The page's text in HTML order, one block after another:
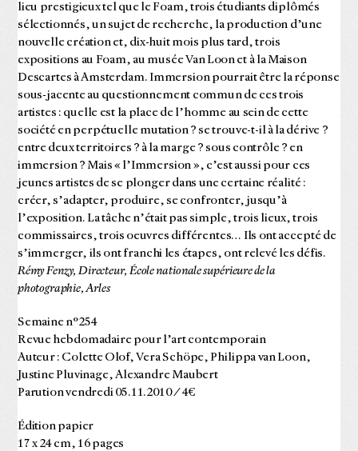
lieu prestigieux tel que le Foam, trois étudiants diplômés
sélectionnés, un sujet de recherche, la production d’une
nouvelle création et, dix-huit mois plus tard, trois
expositions au Foam, au musée Van Loon et à la Maison
Descartes à Amsterdam. Immersion pourrait être la réponse
sous-jacente au questionnement commun de ces trois
artistes : quelle est la place de l’homme au sein de cette
société en perpétuelle mutation ? se trouve-t-il à la dérive ?
entre deux territoires ? à la marge ? sous contrôle ? en
immersion ? Mais « l’Immersion », c’est aussi pour ces
jeunes artistes de se plonger dans une certaine réalité :
créer, s’adapter, produire, se confronter, jusqu’à
l’exposition. La tâche n’était pas simple, trois lieux, trois
commissaires, trois oeuvres différentes… Ils ont accepté de
s’immerger, ils ont franchi les étapes, ont relevé les défis.
Rémy Fenzy, Directeur, École nationale supérieure de la
photographie, Arles
Semaine n°254
Revue hebdomadaire pour l’art contemporain
Auteur : Colette Olof, Vera Schöpe, Philippa van Loon,
Justine Pluvinage, Alexandre Maubert
Parution vendredi 05.11.2010 / 4€
Édition papier
17 x 24 cm, 16 pages